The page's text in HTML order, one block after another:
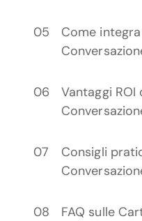
Come
Vantaggi
Consigli
FAQ sulle